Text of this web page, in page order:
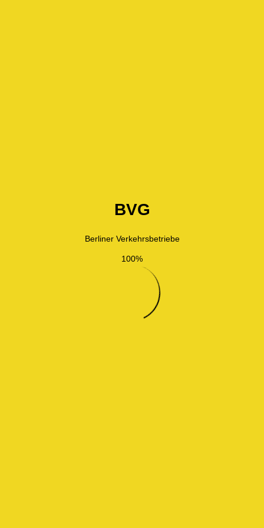
BVG
Berliner Verkehrsbetriebe
100%